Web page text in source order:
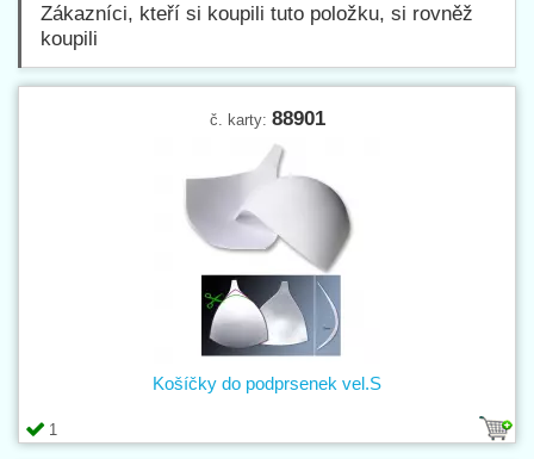
Zákazníci, kteří si koupili tuto položku, si rovněž
koupili
č. karty: 88901
1
Košíčky do podprsenek vel.S